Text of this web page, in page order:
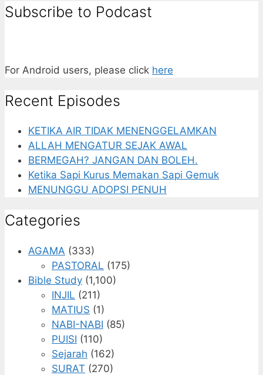
Subscribe to Podcast
For Android users, please click here
Recent Episodes
KETIKA AIR TIDAK MENENGGELAMKAN
ALLAH MENGATUR SEJAK AWAL
BERMEGAH? JANGAN DAN BOLEH.
Ketika Sapi Kurus Memakan Sapi Gemuk
MENUNGGU ADOPSI PENUH
Categories
AGAMA (333)
PASTORAL (175)
Bible Study (1,100)
INJIL (211)
MATIUS (1)
NABI-NABI (85)
PUISI (110)
Sejarah (162)
SURAT (270)